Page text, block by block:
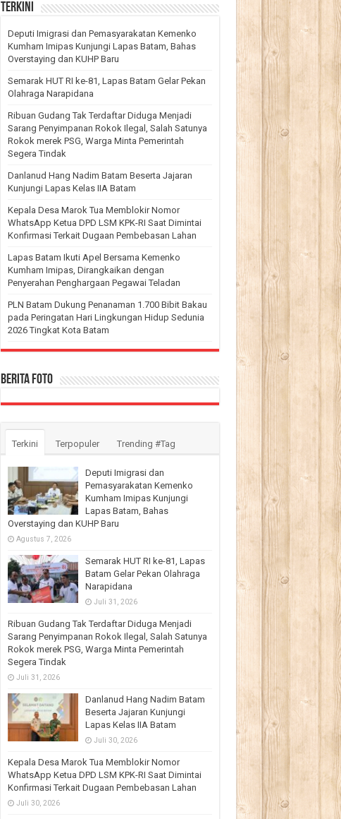
Terkini
Deputi Imigrasi dan Pemasyarakatan Kemenko
Kumham Imipas Kunjungi Lapas Batam, Bahas
Overstaying dan KUHP Baru
Semarak HUT RI ke-81, Lapas Batam Gelar Pekan
Olahraga Narapidana
Ribuan Gudang Tak Terdaftar Diduga Menjadi
Sarang Penyimpanan Rokok Ilegal, Salah Satunya
Rokok merek PSG, Warga Minta Pemerintah
Segera Tindak
Danlanud Hang Nadim Batam Beserta Jajaran
Kunjungi Lapas Kelas IIA Batam
Kepala Desa Marok Tua Memblokir Nomor
WhatsApp Ketua DPD LSM KPK-RI Saat Dimintai
Konfirmasi Terkait Dugaan Pembebasan Lahan
Lapas Batam Ikuti Apel Bersama Kemenko
Kumham Imipas, Dirangkaikan dengan
Penyerahan Penghargaan Pegawai Teladan
PLN Batam Dukung Penanaman 1.700 Bibit Bakau
pada Peringatan Hari Lingkungan Hidup Sedunia
2026 Tingkat Kota Batam
Berita Foto
Terkini Terpopuler Trending #Tag
Deputi Imigrasi dan
Pemasyarakatan Kemenko
Kumham Imipas Kunjungi
Lapas Batam, Bahas
Overstaying dan KUHP Baru
Agustus 7, 2026
Semarak HUT RI ke-81, Lapas
Batam Gelar Pekan Olahraga
Narapidana
Juli 31, 2026
Ribuan Gudang Tak Terdaftar Diduga Menjadi
Sarang Penyimpanan Rokok Ilegal, Salah Satunya
Rokok merek PSG, Warga Minta Pemerintah
Segera Tindak
Juli 31, 2026
Danlanud Hang Nadim Batam
Beserta Jajaran Kunjungi
Lapas Kelas IIA Batam
Juli 30, 2026
Kepala Desa Marok Tua Memblokir Nomor
WhatsApp Ketua DPD LSM KPK-RI Saat Dimintai
Konfirmasi Terkait Dugaan Pembebasan Lahan
Juli 30, 2026